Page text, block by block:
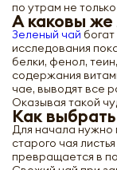
по утрам не
А каковы же
Зеленый чай
исследования
белки, фенол,
содержания
чае, выводят все
Оказывая такой
Как
Для начала нужно
старого чая
превращается в